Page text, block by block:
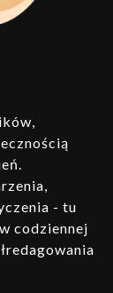
- tu
codziennej